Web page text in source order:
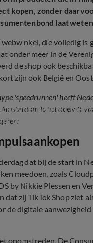
kopen, zonder
laat
die volledig is
onder meer in de
de shop ook
zijn ook België en
'speedrunnen' heeft
is het doelwit
bereikt
door
dat bij de start in
meedoen, zoals
by Nikkie Plessen en
dat zij TikTok Shop ziet
de digitale aanwezigheid
onomstreden. De